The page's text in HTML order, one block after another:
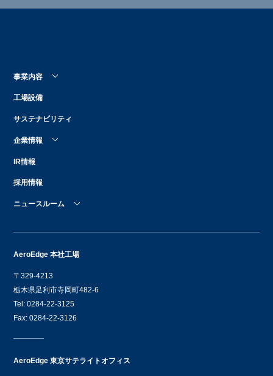
事業内容
工場設備
サステナビリティ
企業情報
IR情報
採用情報
ニュースルーム
AeroEdge 本社工場
〒329-4213
栃木県足利市寺岡町482-6
Tel: 0284-22-3125
Fax: 0284-22-3126
AeroEdge 東京サテライトオフィス